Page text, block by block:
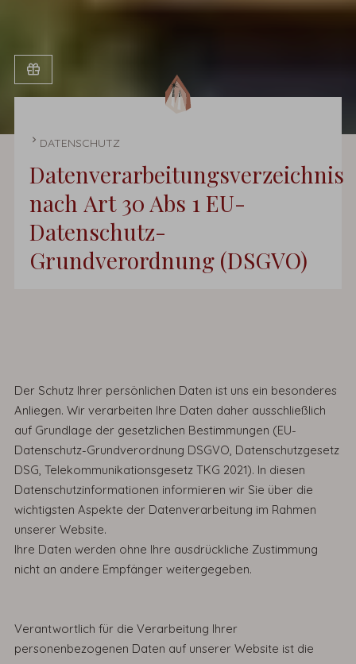
STARTSEITE
DATENSCHUTZ
Datenverarbeitungsverzeichnis
nach Art 30 Abs 1 EU-
Datenschutz-
Grundverordnung (DSGVO)
Der Schutz Ihrer persönlichen Daten ist uns ein besonderes
Anliegen. Wir verarbeiten Ihre Daten daher ausschließlich
auf Grundlage der gesetzlichen Bestimmungen (EU-
Datenschutz-Grundverordnung DSGVO, Datenschutzgesetz
DSG, Telekommunikationsgesetz TKG 2021). In diesen
Datenschutzinformationen informieren wir Sie über die
wichtigsten Aspekte der Datenverarbeitung im Rahmen
unserer Website.
Ihre Daten werden ohne Ihre ausdrückliche Zustimmung
nicht an andere Empfänger weitergegeben.
Verantwortlich für die Verarbeitung Ihrer
personenbezogenen Daten auf unserer Website ist die